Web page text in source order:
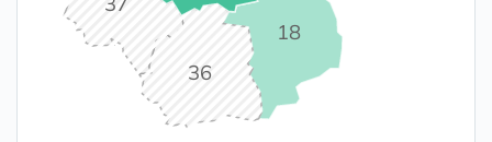
18
36